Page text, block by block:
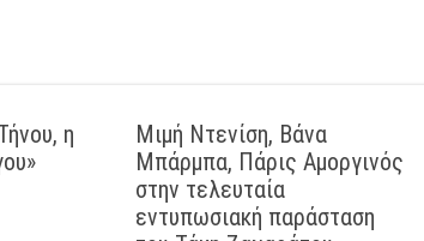
η
Μιμή Ντενίση, Βάνα
Μπάρμπα, Πάρις Αμοργινός
στην τελευταία
εντυπωσιακή παράσταση